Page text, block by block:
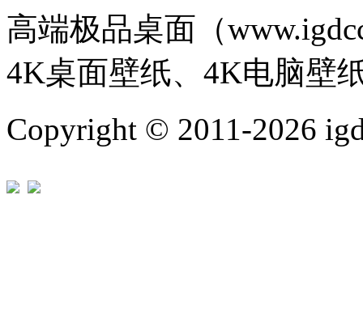
高端极品桌面（
4K桌面壁纸、4K电脑壁
Copyright © 2011-2026